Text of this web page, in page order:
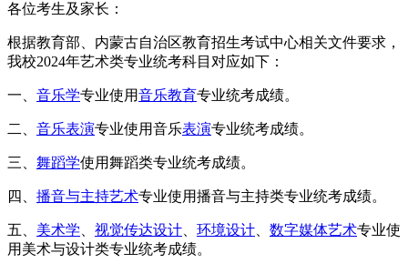
各位考生及家长：
根据教育部、内蒙古自治区教育招生考试中心相关文件要求，
我校2024年艺术类专业统考科目对应如下：
一、 音乐学专业使用音乐教育专业统考成绩。
二、 音乐表演专业使用音乐表演专业统考成绩。
三、 舞蹈学使用舞蹈类专业统考成绩。
四、 播音与主持艺术专业使用播音与主持类专业统考成绩。
五、 美术学 视觉传达设计 环境设计 数字媒体艺术专业使
用美术与设计类专业统考成绩。